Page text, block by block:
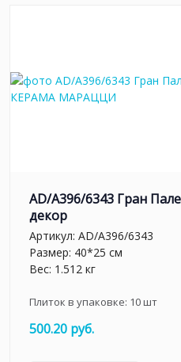
AD/A396/6343 Гран
декор
Артикул: AD/A396/6343
Размер: 40*25 см
Вес: 1.512 кг
Плиток в упаковке: 10шт
500.20 руб.